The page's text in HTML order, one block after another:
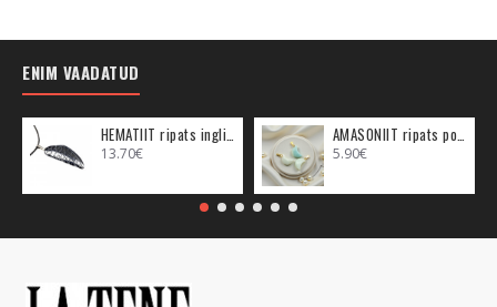
ENIM VAADATUD
13.70€ 5.90€